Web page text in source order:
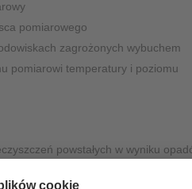
Inne
pomiarowego
zagrożonych wybuchem
pomiarowi temperatury i poziomu
powstałych w wyniku
wód deszczowych w
jest kontrola w czasie